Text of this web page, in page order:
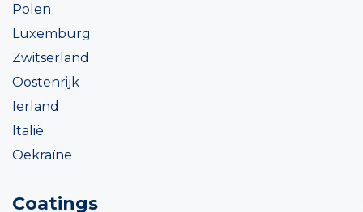
Polen
Luxemburg
Zwitserland
Oostenrijk
Ierland
Italië
Oekraïne
Coatings